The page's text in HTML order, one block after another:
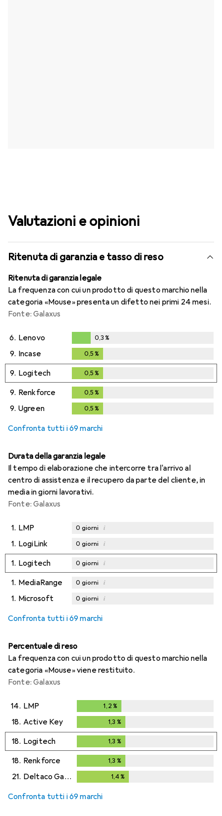
Valutazioni e opinioni
Ritenuta di garanzia e tasso di reso
Ritenuta di garanzia legale
La frequenza con cui un prodotto di questo marchio nella
categoria «Mouse» presenta un difetto nei primi 24 mesi.
Fonte: Galaxus
6. Lenovo
0,3%
0,3%
9. Incase 0,5 %
9. Logitech 0,5 %
9. Renkforce 0,5 %
9. Ugreen 0,5 %
Confronta tutti i 69 marchi
Durata della garanzia legale
Il tempo di elaborazione che intercorre tra l'arrivo al
centro di assistenza e il recupero da parte del cliente, in
media in giorni lavorativi.
Fonte: Galaxus
1. LMP 0 giorni i
1. LogiLink 0 giorni i
1. Logitech 0 giorni i
1. MediaRange 0 giorni i
1. Microsoft 0 giorni i
Confronta tutti i 69 marchi
Percentuale di reso
La frequenza con cui un prodotto di questo marchio nella
categoria «Mouse» viene restituito.
Fonte: Galaxus
14. LMP 1,2 %
18. Active Key 1,3 %
18. Logitech 1,3 %
18. Renkforce 1,3 %
21. Deltaco Gaming 1,4 %
Confronta tutti i 69 marchi